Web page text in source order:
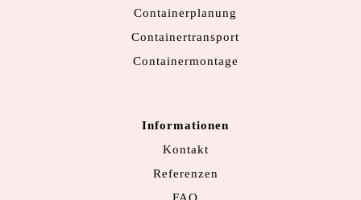
Containerplanung
Containertransport
Containermontage
Informationen
Kontakt
Referenzen
FAQ